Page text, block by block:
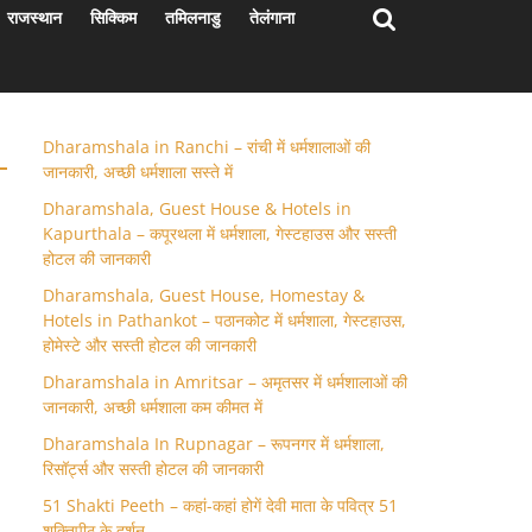
राजस्थान सिक्किम तमिलनाडु तेलंगाना
Dharamshala in Ranchi – रांची में धर्मशालाओं की
जानकारी, अच्छी धर्मशाला सस्ते में
Dharamshala, Guest House & Hotels in
Kapurthala – कपूरथला में धर्मशाला, गेस्टहाउस और सस्ती
होटल की जानकारी
Dharamshala, Guest House, Homestay &
Hotels in Pathankot – पठानकोट में धर्मशाला, गेस्टहाउस,
होमेस्टे और सस्ती होटल की जानकारी
Dharamshala in Amritsar – अमृतसर में धर्मशालाओं की
जानकारी, अच्छी धर्मशाला कम कीमत में
Dharamshala In Rupnagar – रूपनगर में धर्मशाला,
रिसॉर्ट्स और सस्ती होटल की जानकारी
51 Shakti Peeth – कहां-कहां होगें देवी माता के पवित्र 51